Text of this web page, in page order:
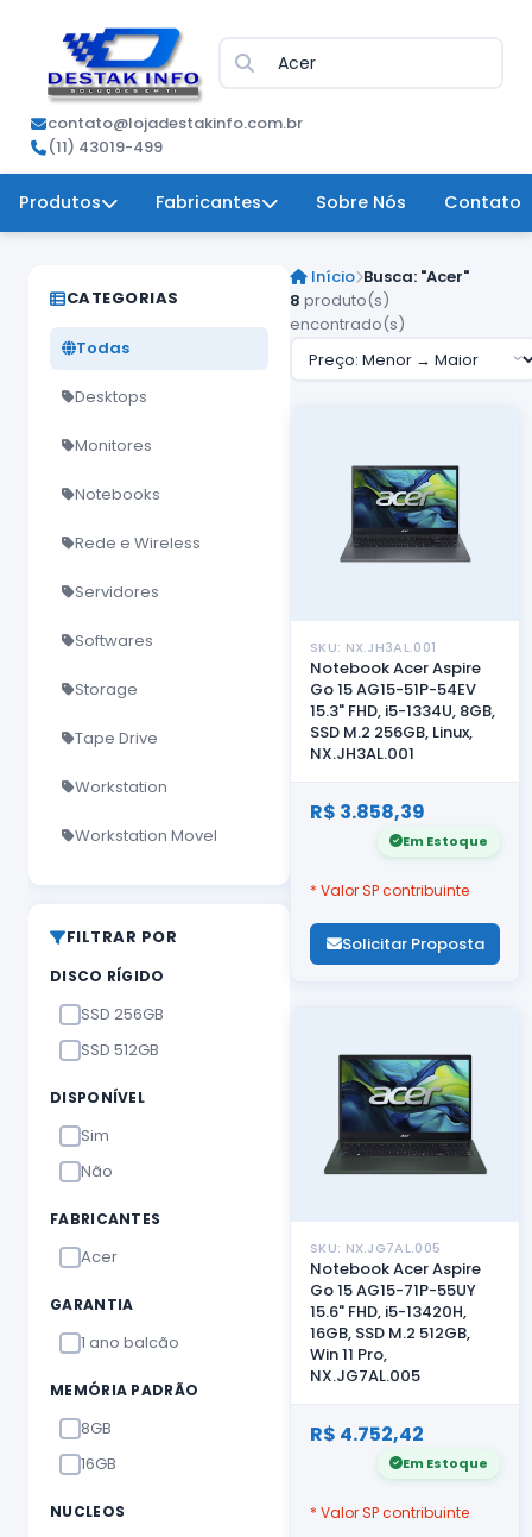
contato@lojadestakinfo.com.br
(11) 43019-499
Produtos Fabricantes Sobre Nós Contato
CATEGORIAS
Todas
Desktops
Monitores
Notebooks
Rede e Wireless
Servidores
Softwares
Storage
Tape Drive
Workstation
Workstation Movel
FILTRAR POR
DISCO RÍGIDO
SSD 256GB
SSD 512GB
DISPONÍVEL
Sim
Não
FABRICANTES
Acer
GARANTIA
1 ano balcão
MEMÓRIA PADRÃO
8GB
16GB
NUCLEOS
Início Busca: "Acer"
8 produto(s)
encontrado(s)
SKU: NX.JH3AL.001
Notebook Acer Aspire
Go 15 AG15-51P-54EV
15.3" FHD, i5-1334U, 8GB,
SSD M.2 256GB, Linux,
NX.JH3AL.001
R$ 3.858,39
Em Estoque
* Valor SP contribuinte
Solicitar Proposta
SKU: NX.JG7AL.005
Notebook Acer Aspire
Go 15 AG15-71P-55UY
15.6" FHD, i5-13420H,
16GB, SSD M.2 512GB,
Win 11 Pro,
NX.JG7AL.005
R$ 4.752,42
Em Estoque
* Valor SP contribuinte